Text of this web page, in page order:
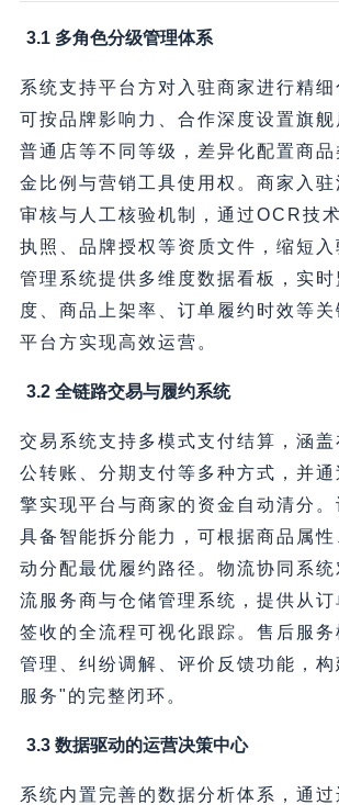
3.1 多角色分级管理体系
系统支持平台方对入驻商家进行精细
可按品牌影响力、合作深度设置旗舰
普通店等不同等级，差异化配置商品
金比例与营销工具使用权。商家入驻
审核与人工核验机制，通过OCR技
执照、品牌授权等资质文件，缩短入
管理系统提供多维度数据看板，实
度、商品上架率、订单履约时效等
平台方实现高效运营。
3.2 全链路交易与履约系统
交易系统支持多模式支付结算，涵
公转账、分期支付等多种方式，并通
擎实现平台与商家的资金自动清分
具备智能拆分能力，可根据商品属性
动分配最优履约路径。物流协同系统
流服务商与仓储管理系统，提供从订
签收的全流程可视化跟踪。售后服
管理、纠纷调解、评价反馈功能，
服务"的完整闭环。
3.3 数据驱动的运营决策中心
系统内置完善的数据分析体系，通过